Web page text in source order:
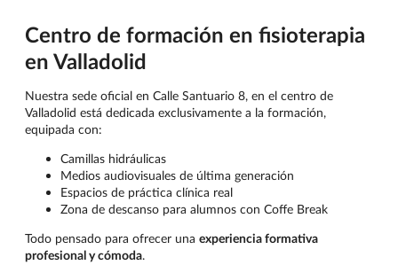
Centro de formación en fisioterapia
en Valladolid
Nuestra sede oficial en Calle Santuario 8, en el centro de
Valladolid está dedicada exclusivamente a la formación,
equipada con:
Camillas hidráulicas
Medios audiovisuales de última generación
Espacios de práctica clínica real
Zona de descanso para alumnos con Coffe Break
Todo pensado para ofrecer una experiencia formativa
profesional y cómoda.